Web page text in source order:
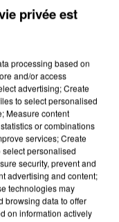
privée est
processing based on
and/or access
advertising; Create
to select personalised
Measure content
or combinations
services; Create
personalised
security, prevent and
advertising and content;
technologies may
browsing data to offer
on information actively